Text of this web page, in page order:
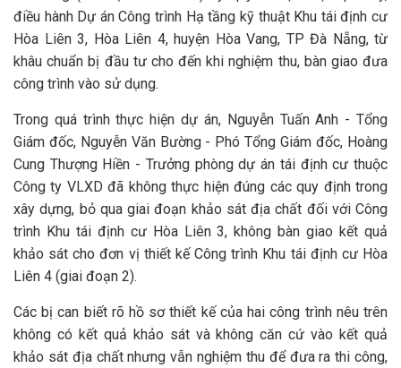
điều hành Dự án Công trình Hạ tầng kỹ thuật Khu tái định cư
Hòa Liên 3, Hòa Liên 4, huyện Hòa Vang, TP Đà Nẵng, từ
khâu chuẩn bị đầu tư cho đến khi nghiệm thu, bàn giao đưa
công trình vào sử dụng.
Trong quá trình thực hiện dự án, Nguyễn Tuấn Anh - Tổng
Giám đốc, Nguyễn Văn Bường - Phó Tổng Giám đốc, Hoàng
Cung Thượng Hiền - Trưởng phòng dự án tái định cư thuộc
Công ty VLXD đã không thực hiện đúng các quy định trong
xây dựng, bỏ qua giai đoạn khảo sát địa chất đối với Công
trình Khu tái định cư Hòa Liên 3, không bàn giao kết quả
khảo sát cho đơn vị thiết kế Công trình Khu tái định cư Hòa
Liên 4 (giai đoạn 2).
Các bị can biết rõ hồ sơ thiết kế của hai công trình nêu trên
không có kết quả khảo sát và không căn cứ vào kết quả
khảo sát địa chất nhưng vẫn nghiệm thu để đưa ra thi công,